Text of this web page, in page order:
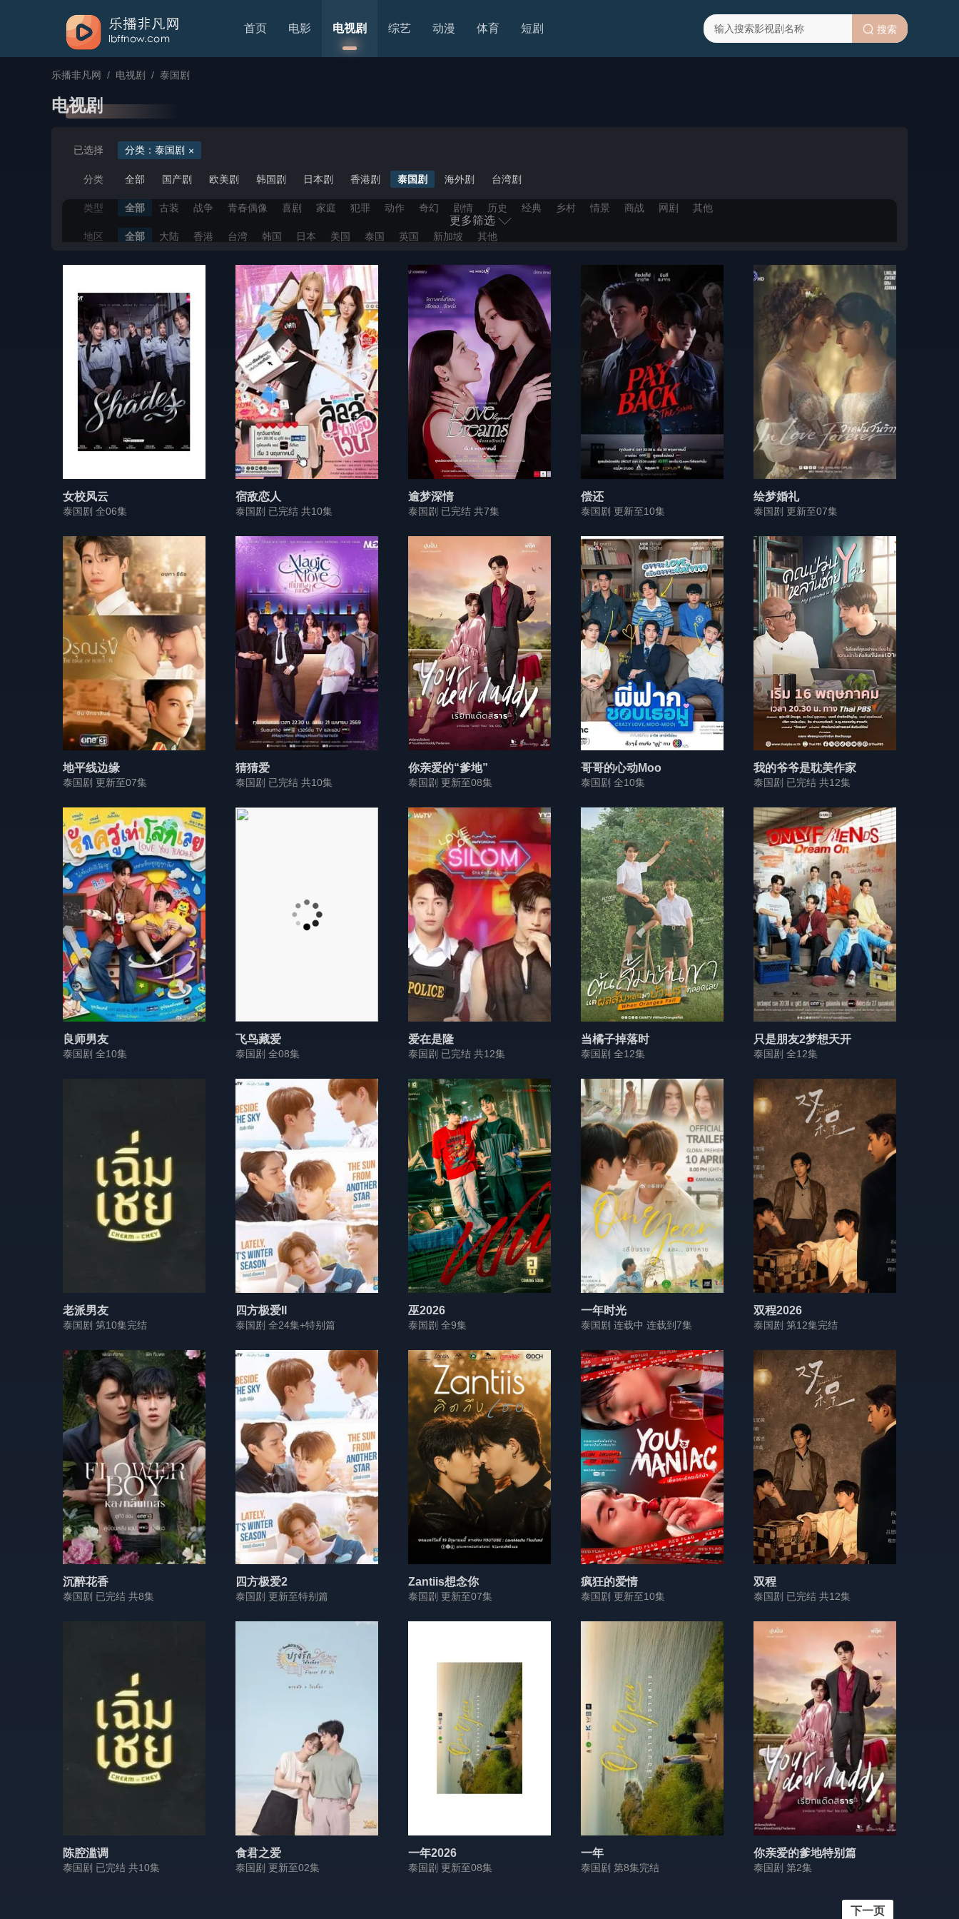
首页 电影 电视剧 综艺 动漫 体育 短剧 搜索
乐播非凡网 / 电视剧 / 泰国剧
电视剧
已选择 分类：泰国剧
分类 全部 国产剧 欧美剧 韩国剧 日本剧 香港剧 泰国剧 海外剧 台湾剧
类型 全部 古装 战争 青春偶像 喜剧 家庭 犯罪 动作 奇幻 剧情 历史 经典 乡村 情景 商战 网剧 其他
地区 全部 大陆 香港 台湾 韩国 日本 美国 泰国 英国 新加坡 其他
年份 全部 2026 2025 2024 2023 2022 2021 2019 2018 2017 更早
更多筛选
女校风云
泰国剧 全06集
宿敌恋人
泰国剧 已完结 共10集
逾梦深情
泰国剧 已完结 共7集
偿还
泰国剧 更新至10集
绘梦婚礼
泰国剧 更新至07集
地平线边缘
泰国剧 更新至07集
猜猜爱
泰国剧 已完结 共10集
你亲爱的“爹地”
泰国剧 更新至08集
哥哥的心动Moo
泰国剧 全10集
我的爷爷是耽美作家
泰国剧 已完结 共12集
良师男友
泰国剧 全10集
飞鸟藏爱
泰国剧 全08集
爱在是隆
泰国剧 已完结 共12集
当橘子掉落时
泰国剧 全12集
只是朋友2梦想天开
泰国剧 全12集
老派男友
泰国剧 第10集完结
四方极爱II
泰国剧 全24集+特别篇
巫2026
泰国剧 全9集
一年时光
泰国剧 连载中 连载到7集
双程2026
泰国剧 第12集完结
沉醉花香
泰国剧 已完结 共8集
四方极爱2
泰国剧 更新至特别篇
Zantiis想念你
泰国剧 更新至07集
疯狂的爱情
泰国剧 更新至10集
双程
泰国剧 已完结 共12集
陈腔滥调
泰国剧 已完结 共10集
食君之爱
泰国剧 更新至02集
一年2026
泰国剧 更新至08集
一年
泰国剧 第8集完结
你亲爱的爹地特别篇
泰国剧 第2集
下一页